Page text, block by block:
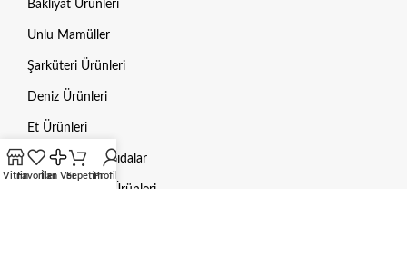
Bakliyat Ürünleri
Unlu Mamüller
Şarküteri Ürünleri
Deniz Ürünleri
Et Ürünleri
Dondurulmuş Gıdalar
Hayvan Bakım Ürünleri
VitrinFavorilerİlan VerSepetimProfilim